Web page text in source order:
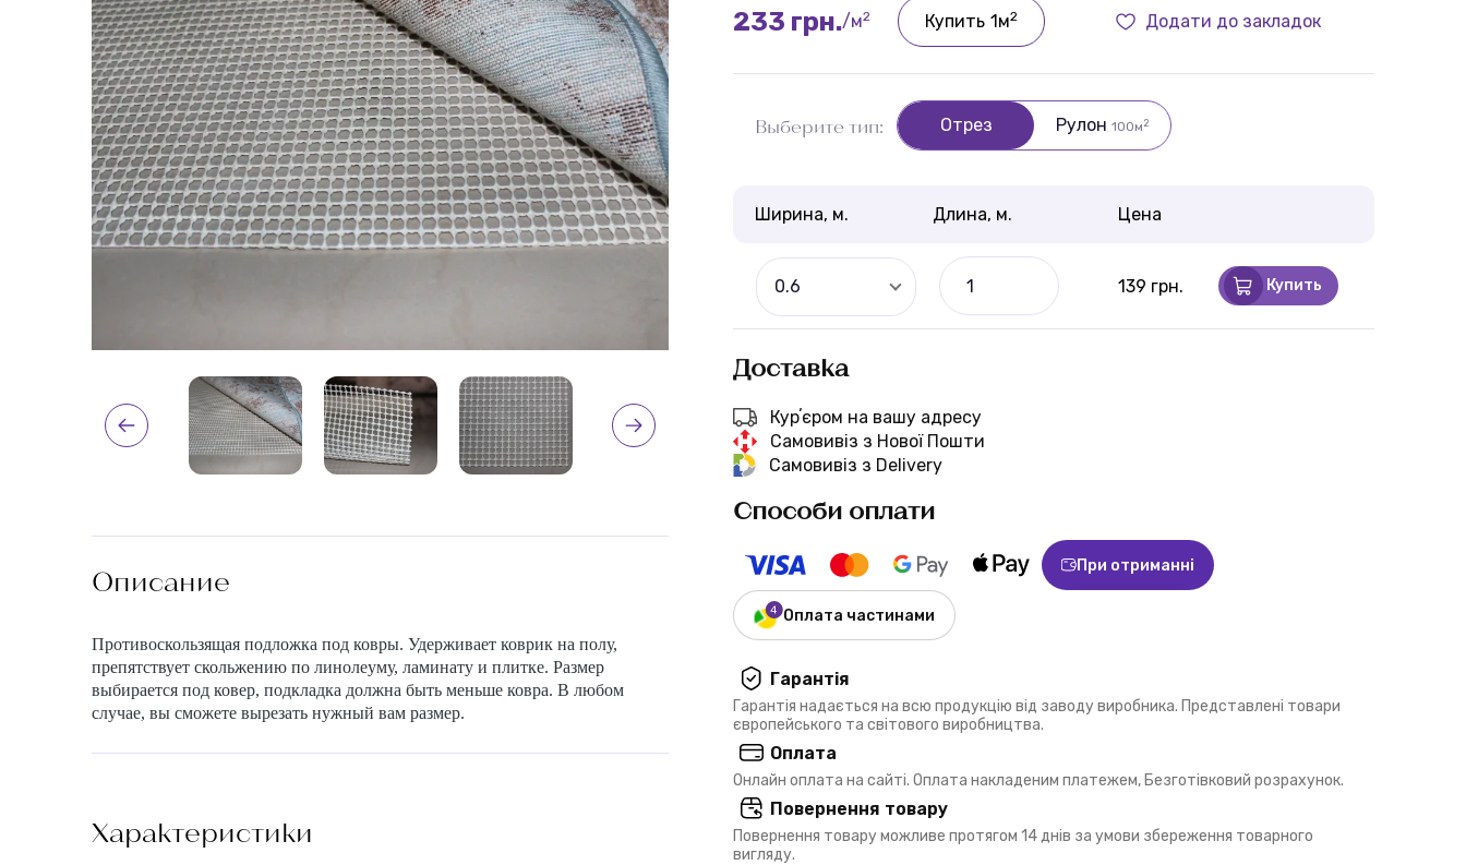
Описание
Противоскользящая подложка под ковры. Удерживает коврик на полу,
препятствует скольжению по линолеуму, ламинату и плитке. Размер
выбирается под ковер, подкладка должна быть меньше ковра. В любом
случае, вы сможете вырезать нужный вам размер.
Характеристики
233 грн./м2 Купить 1м2 Додати до закладок
Выберите тип: Рулон 100м 2
Отрез
Ширина, м. Длина, м. Цена
0.6 139 грн. Купить
Доставка
Курʼєром на вашу адресу
Самовивіз з Нової Пошти
Самовивіз з Delivery
Способи оплати
При отриманні
Оплата частинами
Гарантія
Гарантія надається на всю продукцію від заводу виробника. Представлені товари
європейського та світового виробництва.
Оплата
Онлайн оплата на сайті. Оплата накладеним платежем, Безготівковий розрахунок.
Повернення товару
Повернення товару можливе протягом 14 днів за умови збереження товарного
вигляду.